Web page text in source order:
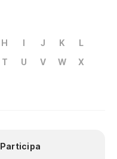
H I J K
L
T U V W
X
Participa